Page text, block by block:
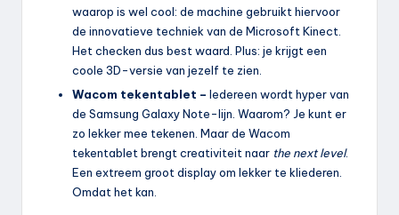
waarop is wel cool: de machine gebruikt hiervoor
de innovatieve techniek van de Microsoft Kinect.
Het checken dus best waard. Plus: je krijgt een
coole 3D-versie van jezelf te zien.
Wacom tekentablet – Iedereen wordt hyper van
de Samsung Galaxy Note-lijn. Waarom? Je kunt er
zo lekker mee tekenen. Maar de Wacom
tekentablet brengt creativiteit naar the next level.
Een extreem groot display om lekker te kliederen.
Omdat het kan.